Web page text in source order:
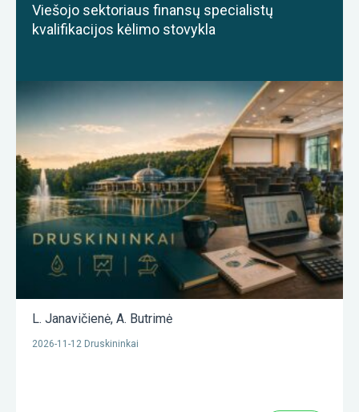
Viešojo sektoriaus finansų specialistų
kvalifikacijos kėlimo stovykla
L. Janavičienė, A. Butrimė
2026-11-12 Druskininkai